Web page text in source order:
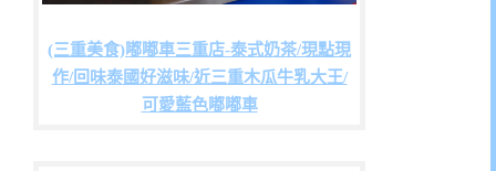
(三重美食)嘟嘟車三重店-泰式奶茶/現點現
作/回味泰國好滋味/近三重木瓜牛乳大王/
可愛藍色嘟嘟車